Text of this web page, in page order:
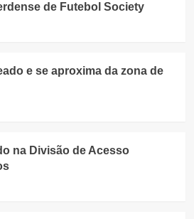
de Futebol Society
e se aproxima da zona de
na Divisão de Acesso